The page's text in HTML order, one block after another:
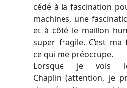
cédé à la fascination
machines, une
et à côté le maillon
super fragile. C’est ma
ce qui me préoccupe.
Lorsque je vois
Chaplin (attention, je